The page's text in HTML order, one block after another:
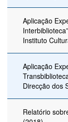
Aplicação
Instituto
Aplicação
Direcção dos
Relatório